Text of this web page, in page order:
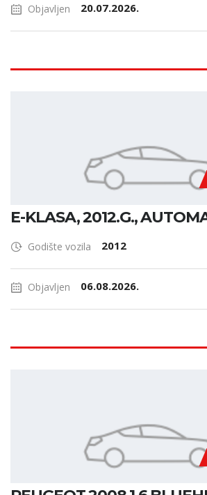
Objavljen 20.07.2026.
E-KLASA, 2012.G.,
Godište vozila 2012
Objavljen 06.08.2026.